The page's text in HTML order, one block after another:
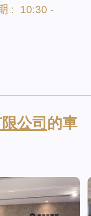
: 10:30 -
公司 的車